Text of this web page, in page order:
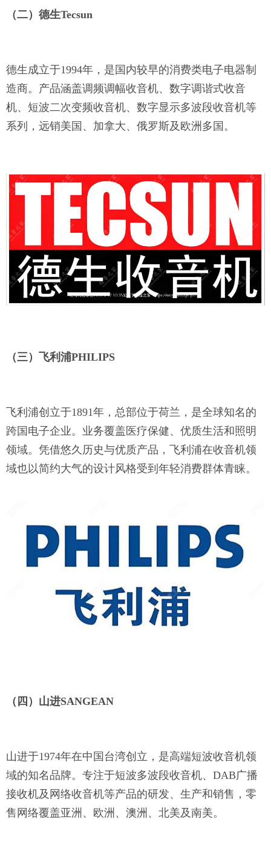
（二）德生Tecsun
德生成立于1994年，是国内较早的消费类电子电器制
造商。产品涵盖调频调幅收音机、数字调谐式收音
机、短波二次变频收音机、数字显示多波段收音机等
系列，远销美国、加拿大、俄罗斯及欧洲多国。
（三）飞利浦PHILIPS
飞利浦创立于1891年，总部位于荷兰，是全球知名的
跨国电子企业。业务覆盖医疗保健、优质生活和照明
领域。凭借悠久历史与优质产品，飞利浦在收音机领
域也以简约大气的设计风格受到年轻消费群体青睐。
（四）山进SANGEAN
山进于1974年在中国台湾创立，是高端短波收音机领
域的知名品牌。专注于短波多波段收音机、DAB广播
接收机及网络收音机等产品的研发、生产和销售，零
售网络覆盖亚洲、欧洲、澳洲、北美及南美。